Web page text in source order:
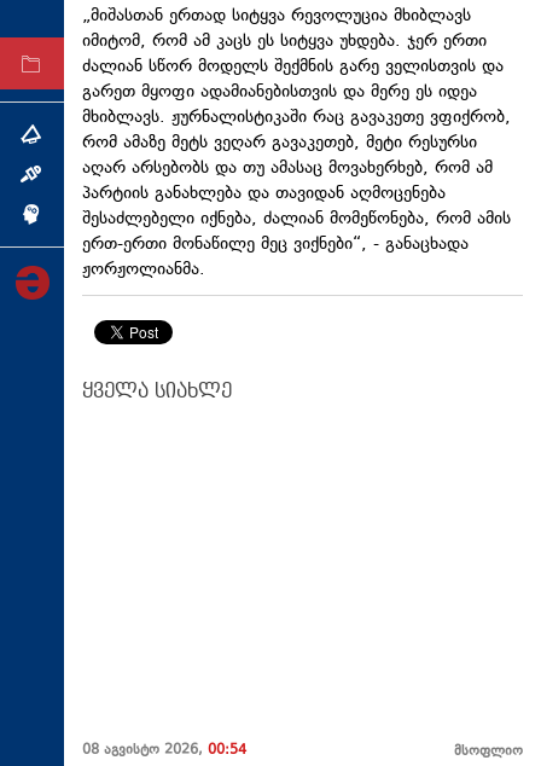
ტაბლოიდი
არქივი
თემა
ინტერვიუ
ინქვიზიცია
„მიშასთან ერთად სიტყვა რევოლუცია მხიბლავს
იმიტომ, რომ ამ კაცს ეს სიტყვა უხდება. ჯერ ერთი
ძალიან სწორ მოდელს შექმნის გარე ველისთვის და
გარეთ მყოფი ადამიანებისთვის და მერე ეს იდეა
მხიბლავს. ჟურნალისტიკაში რაც გავაკეთე ვფიქრობ,
რომ ამაზე მეტს ვეღარ გავაკეთებ, მეტი რესურსი
აღარ არსებობს და თუ ამასაც მოვახერხებ, რომ ამ
პარტიის განახლება და თავიდან აღმოცენება
შესაძლებელი იქნება, ძალიან მომეწონება, რომ ამის
ერთ-ერთი მონაწილე მეც ვიქნები“, - განაცხადა
ჟორჟოლიანმა.
ყველა სიახლე
08 აგვისტო 2026, 00:54 მსოფლიო